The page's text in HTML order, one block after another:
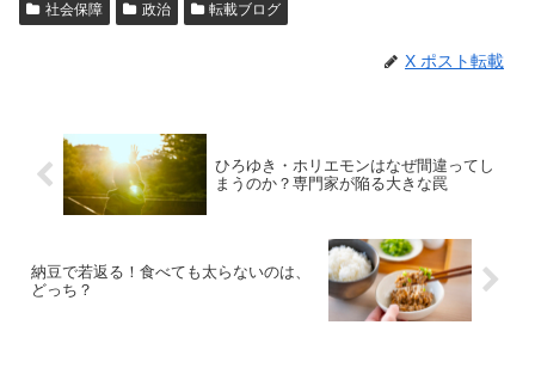
社会保障 政治 転載ブログ
X ポスト転載
ひろゆき・ホリエモンはなぜ間違ってし
まうのか？専門家が陥る大きな罠
納豆で若返る！食べても太らないのは、
どっち？